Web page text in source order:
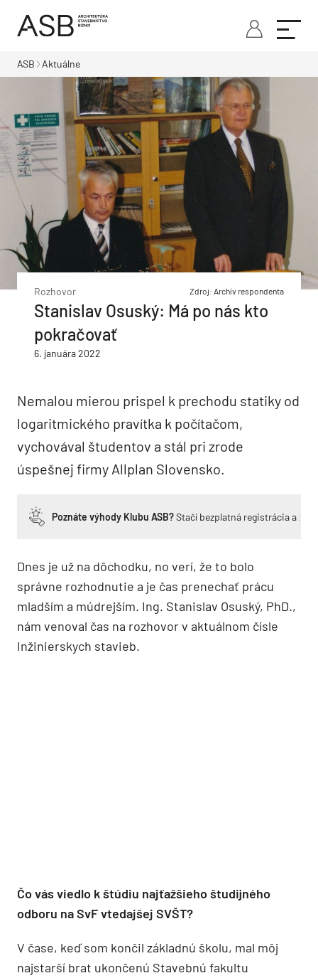
ASB Aktuálne
Rozhovor Zdroj: Archív respondenta
Stanislav Osuský: Má po nás kto
pokračovať
6. januára 2022
Nemalou mierou prispel k prechodu statiky od
logaritmického pravítka k počítačom,
vychovával študentov a stál pri zrode
úspešnej firmy Allplan Slovensko.
Poznáte výhody Klubu ASB?Stačí bezplatná registrácia a
Dnes je už na dôchodku, no verí, že to bolo
správne rozhodnutie a je čas prenechať prácu
mladším a múdrejším. Ing. Stanislav Osuský, PhD.,
nám venoval čas na rozhovor v aktuálnom čísle
Inžinierskych stavieb.
Čo vás viedlo k štúdiu najťažšieho študijného
odboru na SvF vtedajšej SVŠT?
V čase, keď som končil základnú školu, mal môj
najstarší brat ukončenú Stavebnú fakultu